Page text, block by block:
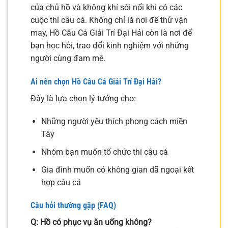
của chủ hồ và không khí sôi nổi khi có các
cuộc thi câu cá. Không chỉ là nơi để thử vận
may, Hồ Câu Cá Giải Trí Đại Hải còn là nơi để
bạn học hỏi, trao đổi kinh nghiệm với những
người cùng đam mê.
Ai nên chọn Hồ Câu Cá Giải Trí Đại Hải?
Đây là lựa chọn lý tưởng cho:
Những người yêu thích phong cách miền
Tây
Nhóm bạn muốn tổ chức thi câu cá
Gia đình muốn có không gian dã ngoại kết
hợp câu cá
Câu hỏi thường gặp (FAQ)
Q: Hồ có phục vụ ăn uống không?